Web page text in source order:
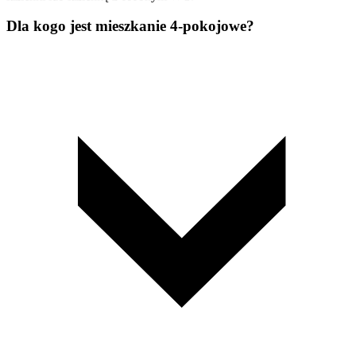
Dla kogo jest mieszkanie 4-pokojowe?